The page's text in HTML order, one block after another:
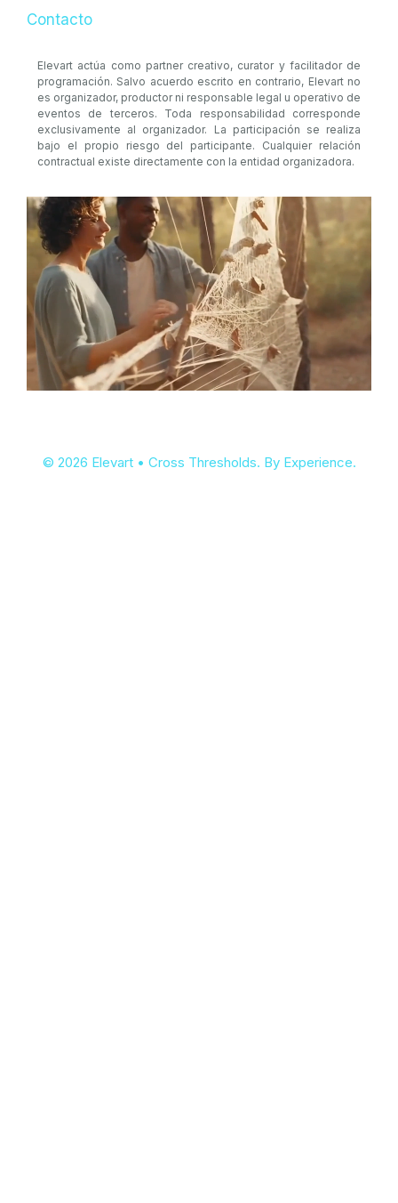
Contacto
Elevart actúa como partner creativo, curator y facilitador de
programación. Salvo acuerdo escrito en contrario, Elevart no
es organizador, productor ni responsable legal u operativo de
eventos de terceros. Toda responsabilidad corresponde
exclusivamente al organizador. La participación se realiza
bajo el propio riesgo del participante. Cualquier relación
contractual existe directamente con la entidad organizadora.
© 2026 Elevart • Cross Thresholds. By Experience.